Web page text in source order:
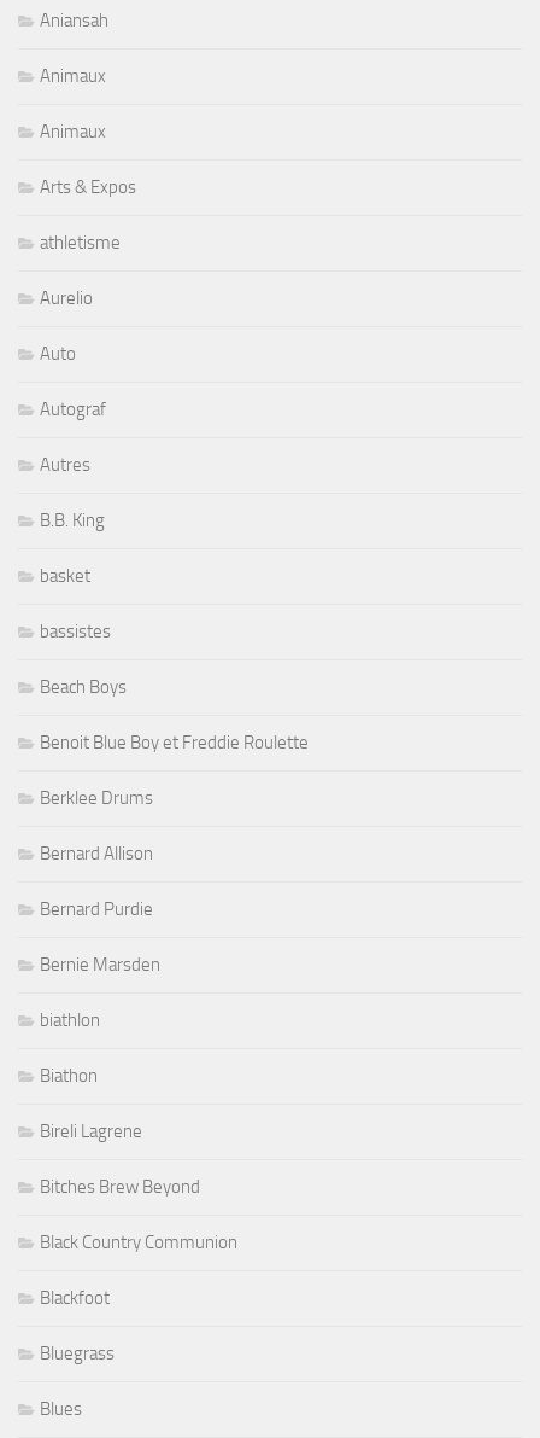
Aniansah
Animaux
Animaux
Arts & Expos
athletisme
Aurelio
Auto
Autograf
Autres
B.B. King
basket
bassistes
Beach Boys
Benoit Blue Boy et Freddie Roulette
Berklee Drums
Bernard Allison
Bernard Purdie
Bernie Marsden
biathlon
Biathon
Bireli Lagrene
Bitches Brew Beyond
Black Country Communion
Blackfoot
Bluegrass
Blues